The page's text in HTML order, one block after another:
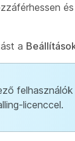
a
licenccel.